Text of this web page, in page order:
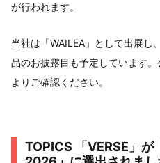
が行われます。
当社は「WAILEA」として出展し
品のお披露目も予定しています
よりご確認ください。
TOPICS 「VERSE」